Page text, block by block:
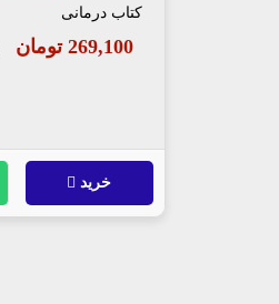
کتاب درمانی
269,100 تومان
خرید